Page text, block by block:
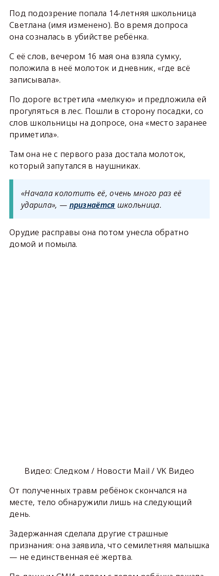
Под подозрение попала 14-летняя школьница
Светлана (имя изменено). Во время допроса
она созналась в убийстве ребёнка.
С её слов, вечером 16 мая она взяла сумку,
положила в неё молоток и дневник, «где всё
записывала».
По дороге встретила «мелкую» и предложила ей
прогуляться в лес. Пошли в сторону посадки, со
слов школьницы на допросе, она «место заранее
приметила».
Там она не с первого раза достала молоток,
который запутался в наушниках.
«Начала колотить её, очень много раз её
ударила», — признаётся школьница.
Орудие расправы она потом унесла обратно
домой и помыла.
Видео: Следком / Новости Mail / VK Видео
От полученных травм ребёнок скончался на
месте, тело обнаружили лишь на следующий
день.
Задержанная сделала другие страшные
признания: она заявила, что семилетняя малышка
— не единственная её жертва.